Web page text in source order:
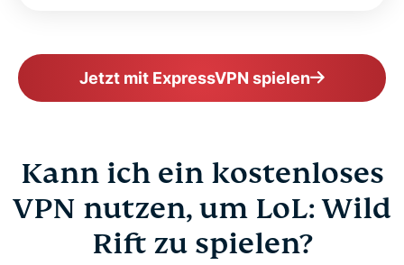
Jetzt mit ExpressVPN spielen
Kann ich ein kostenloses
VPN nutzen, um LoL: Wild
Rift zu spielen?